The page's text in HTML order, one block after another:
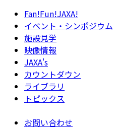
Fan!Fun!JAXA!
イベント・シンポジウム
施設見学
映像情報
JAXA's
カウントダウン
ライブラリ
トピックス
お問い合わせ